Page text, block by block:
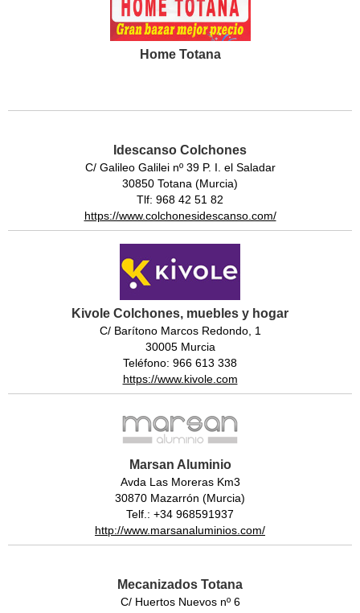
Home Totana
Idescanso Colchones
C/ Galileo Galilei nº 39 P. I. el Saladar
30850 Totana (Murcia)
Tlf: 968 42 51 82
https://www.colchonesidescanso.com/
Kivole Colchones, muebles y hogar
C/ Barítono Marcos Redondo, 1
30005 Murcia
Teléfono: 966 613 338
https://www.kivole.com
Marsan Aluminio
Avda Las Moreras Km3
30870 Mazarrón (Murcia)
Telf.: +34 968591937
http://www.marsanaluminios.com/
Mecanizados Totana
C/ Huertos Nuevos nº 6